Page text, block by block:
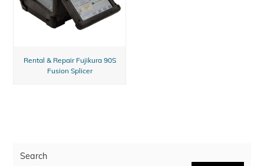
Rental & Repair Fujikura 90S
Fusion Splicer
Search